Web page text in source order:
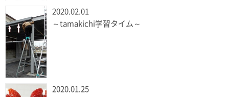
2020.02.01
～tamakichi学習タイム～
2020.01.25